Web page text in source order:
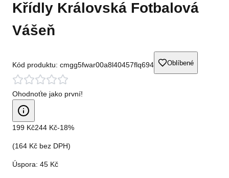
Křídly Královská Fotbalová
Vášeň
Kód produktu: cmgg5fwar00a8l40457flq694 Oblíbené
Ohodnoťte jako první!
199 Kč244 Kč-18%
(164 Kč bez DPH)
Úspora: 45 Kč